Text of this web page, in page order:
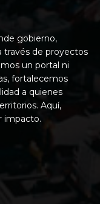
gobierno,
través de proyectos
un portal ni
fortalecemos
a quienes
Aquí,
impacto.